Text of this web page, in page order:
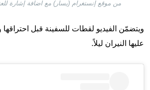
من موقع إنستغرام (يسار) مع اضافة إشارة
ويتضمّن الفيديو لقطات للسفينة قبل
عليها النيران ليلاً.